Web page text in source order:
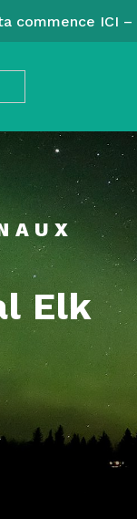
commence ICI
Elk